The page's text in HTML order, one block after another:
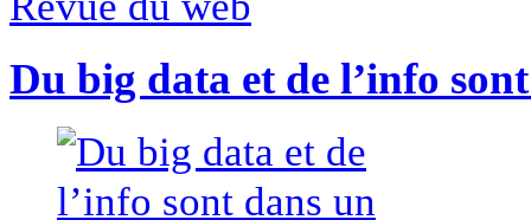
Du big data et de l’info